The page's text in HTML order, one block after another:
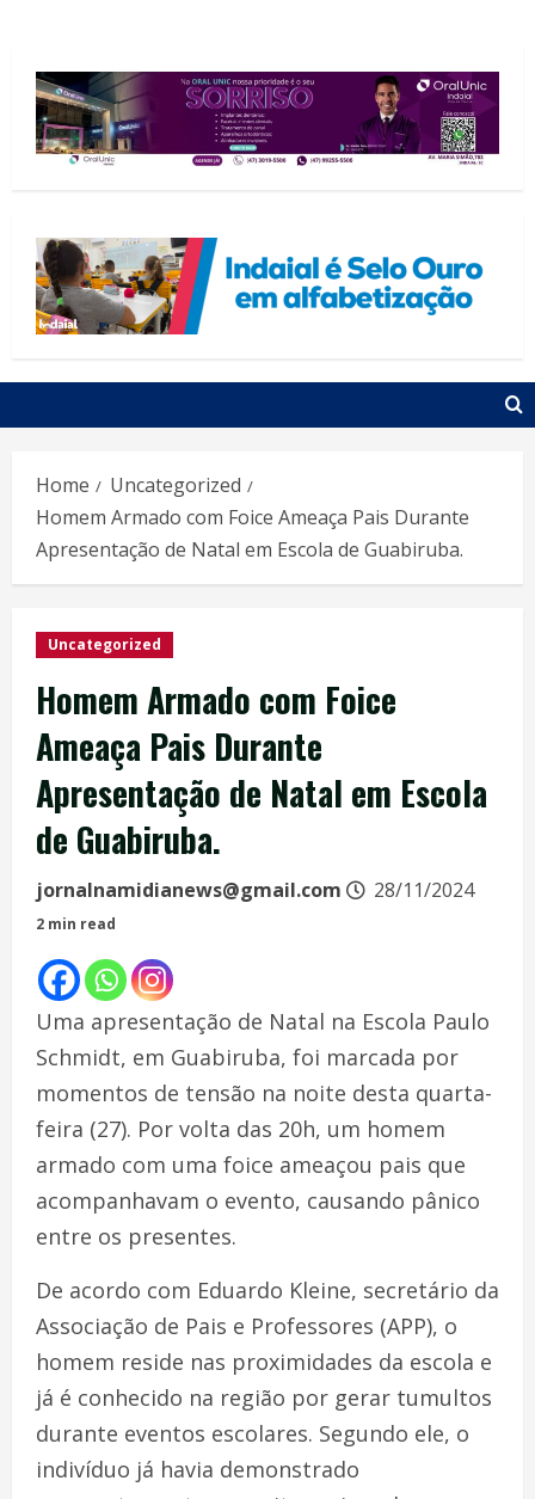
Home
Uncategorized
Homem Armado com Foice Ameaça Pais Durante
Apresentação de Natal em Escola de Guabiruba.
Uncategorized
Homem Armado com Foice
Ameaça Pais Durante
Apresentação de Natal em Escola
de Guabiruba.
jornalnamidianews@gmail.com 28/11/2024
2 min read
Uma apresentação de Natal na Escola Paulo
Schmidt, em Guabiruba, foi marcada por
momentos de tensão na noite desta quarta-
feira (27). Por volta das 20h, um homem
armado com uma foice ameaçou pais que
acompanhavam o evento, causando pânico
entre os presentes.
De acordo com Eduardo Kleine, secretário da
Associação de Pais e Professores (APP), o
homem reside nas proximidades da escola e
já é conhecido na região por gerar tumultos
durante eventos escolares. Segundo ele, o
indivíduo já havia demonstrado